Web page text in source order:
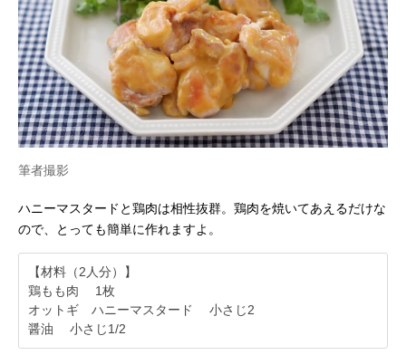
筆者撮影
ハニーマスタードと鶏肉は相性抜群。鶏肉を焼いてあえるだけな
ので、とっても簡単に作れますよ。
【材料（2人分）】
鶏もも肉 1枚
オットギ ハニーマスタード 小さじ2
醤油 小さじ1/2